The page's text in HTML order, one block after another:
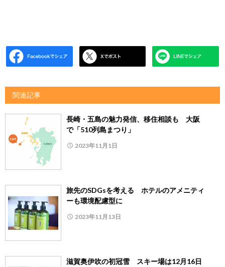
関連記事
長崎・五島の魅力発信、移住相談も 大阪
で「510列島まつり」
2023年11月1日
旅先のSDGsを考える ホテルのアメニティ
ーも環境配慮型に
2023年11月13日
滋賀奥伊吹の初冠雪 スキー場は12月16日